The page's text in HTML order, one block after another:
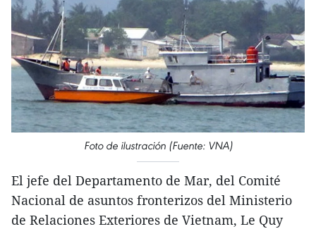
Foto de ilustración (Fuente: VNA)
El jefe del Departamento de Mar, del Comité
Nacional de asuntos fronterizos del Ministerio
de Relaciones Exteriores de Vietnam, Le Quy